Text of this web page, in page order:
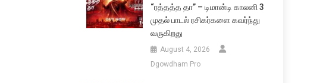
“ரத்தத்த தா” – டிமான்டி காலனி 3
முதல் பாடல் ரசிகர்களை கவர்ந்து
வருகிறது
August 4, 2026
Dgowdham Pro